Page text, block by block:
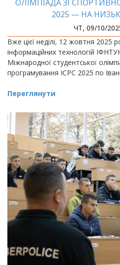
ОЛІМПІАДА ЗІ
2025 — НА
ЧТ, 09/10/
Вже цієї неділі, 12 жовтня 2025
інформаційних технологій
Міжнародної студентської
програмування ICPC 2025 по
Переглянути